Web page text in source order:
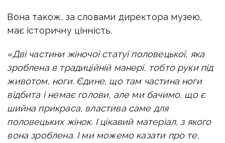
Вона також, за словами директора музею,
має історичну цінність.
«Дві частини жіночої статуї половецької, яка
зроблена в традиційній манері, тобто руки під
животом, ноги. Єдине, що там частина ноги
відбита і немає голови, але ми бачимо, що є
шийна прикраса, властива саме для
половецьких жінок. І цікавий матеріал, з якого
вона зроблена. І ми можемо казати про те,